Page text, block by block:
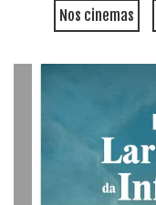
Nos cinemas